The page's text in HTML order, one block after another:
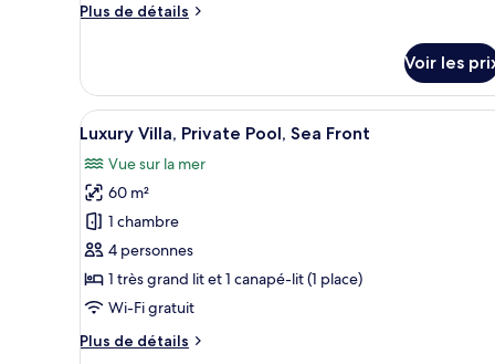
vue
Plus de détails
Plus
le
type
de
chambre
Chambre
Supérieure,
vue
mer
Voir les
Afficher
toutes
les
photos
pour
ce
type
de
chambre :
Luxury
Un salon de bord de piscine
18
Luxury Villa, Private Pool, Sea Front
Vue sur la mer
60 m²
1 chambre
4 personnes
1 très grand lit et 1 canapé-lit (1 place)
Wi-Fi gratuit
Plus de détails
Plus